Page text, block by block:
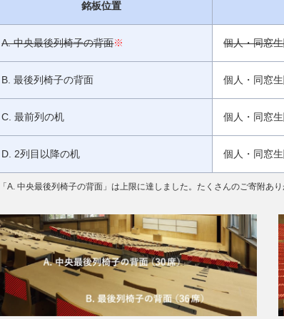
銘板位置
A. 中央最後列椅子の背面※ 個人・同窓
B. 最後列椅子の背面 個人・同窓
C. 最前列の机 個人・同窓
D. 2列目以降の机 個人・同窓
A. 中央最後列椅子の背面」は上限に達しました。たくさんのご寄附あり